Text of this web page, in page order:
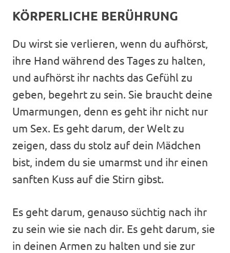
KÖRPERLICHE BERÜHRUNG
Du wirst sie verlieren, wenn du aufhörst,
ihre Hand während des Tages zu halten,
und aufhörst ihr nachts das Gefühl zu
geben, begehrt zu sein. Sie braucht deine
Umarmungen, denn es geht ihr nicht nur
um Sex. Es geht darum, der Welt zu
zeigen, dass du stolz auf dein Mädchen
bist, indem du sie umarmst und ihr einen
sanften Kuss auf die Stirn gibst.
Es geht darum, genauso süchtig nach ihr
zu sein wie sie nach dir. Es geht darum, sie
in deinen Armen zu halten und sie zur